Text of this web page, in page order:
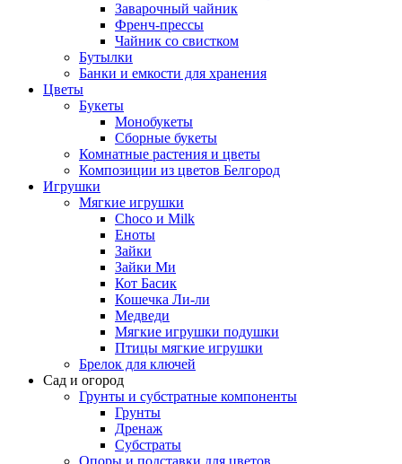
Заварочный чайник
Френч-прессы
Чайник со свистком
Бутылки
Банки и емкости для хранения
Цветы
Букеты
Монобукеты
Сборные букеты
Комнатные растения и цветы
Композиции из цветов Белгород
Игрушки
Мягкие игрушки
Choco и Milk
Еноты
Зайки
Зайки Ми
Кот Басик
Кошечка Ли-ли
Медведи
Мягкие игрушки подушки
Птицы мягкие игрушки
Брелок для ключей
Сад и огород
Грунты и субстратные компоненты
Грунты
Дренаж
Субстраты
Опоры и подставки для цветов